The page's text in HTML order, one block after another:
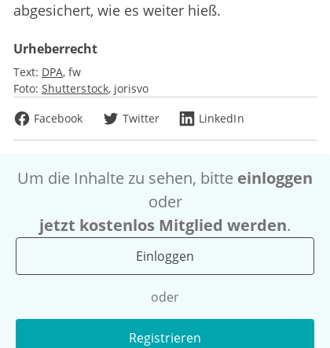
abgesichert, wie es weiter hieß.
Urheberrecht
Text: DPA fw
Foto: Shutterstock jorisvo
Facebook
Twitter LinkedIn
Um die Inhalte zu sehen, bitte einloggen
oder
jetzt kostenlos Mitglied werden.
Einloggen
oder
Registrieren